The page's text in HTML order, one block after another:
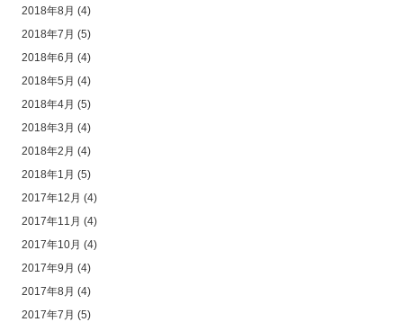
2018年8月 (4)
2018年7月 (5)
2018年6月 (4)
2018年5月 (4)
2018年4月 (5)
2018年3月 (4)
2018年2月 (4)
2018年1月 (5)
2017年12月 (4)
2017年11月 (4)
2017年10月 (4)
2017年9月 (4)
2017年8月 (4)
2017年7月 (5)